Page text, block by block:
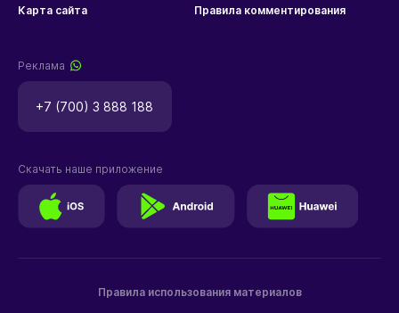
Карта сайта Правила комментирования
Реклама
+7 (700) 3 888 188
Правила использования материалов
Скачать наше приложение